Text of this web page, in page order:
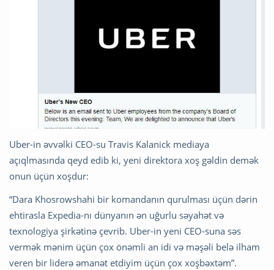
Uber-in əvvəlki CEO-su Travis Kalanick mediaya
açıqlmasında qeyd edib ki, yeni direktora xoş gəldin demək
onun üçün xoşdur:
“Dara Khosrowshahi bir komandanın qurulması üçün dərin
ehtirasla Expedia-nı dünyanın ən uğurlu səyahət və
texnologiya şirkətinə çevrib. Uber-in yeni CEO-suna səs
vermək mənim üçün çox önəmli an idi və məşəli belə ilham
veren bir liderə əmanət etdiyim üçün çox xoşbəxtəm”.